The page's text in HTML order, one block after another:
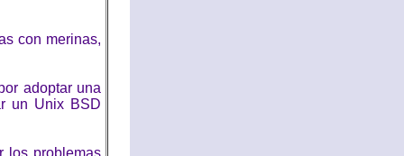
con merinas,
adoptar una
un Unix BSD